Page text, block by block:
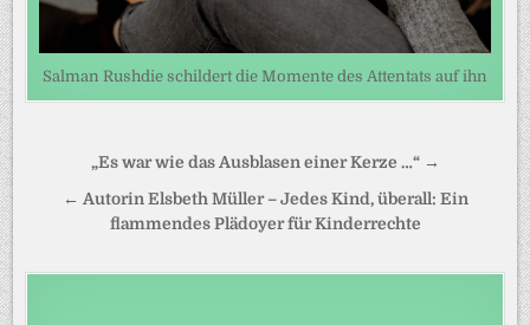
Salman Rushdie schildert die Momente des Attentats auf ihn
Beitragsnavigation
„Es war wie das Ausblasen einer Kerze …“ →
← Autorin Elsbeth Müller – Jedes Kind, überall: Ein
flammendes Plädoyer für Kinderrechte